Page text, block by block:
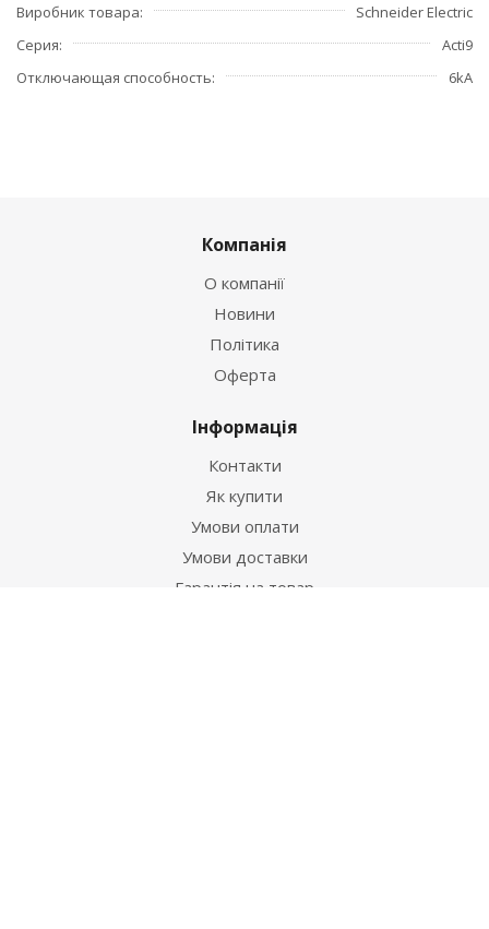
Виробник товара
Schneider Electric
Серия
Acti9
Отключающая способность
6kA
Компанія
О компанії
Новини
Політика
Оферта
Інформація
Контакти
Як купити
Умови оплати
Умови доставки
Гарантія на товар